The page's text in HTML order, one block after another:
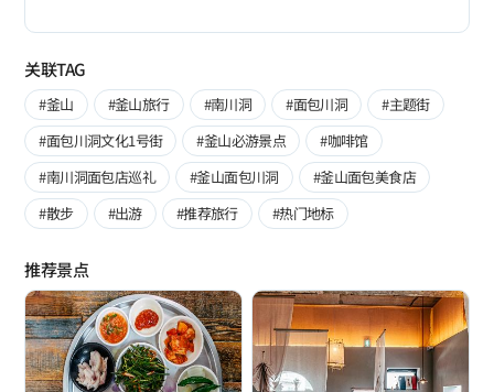
关联TAG
#釜山 #釜山旅行 #南川洞 #面包川洞
#主题街
#面包川洞文化1号街
#釜山必游景点
#咖啡馆
#南川洞面包店巡礼
#釜山面包川洞
#釜山面包美食店
#散步
#出游 #推荐旅行 #热门地标
推荐景点